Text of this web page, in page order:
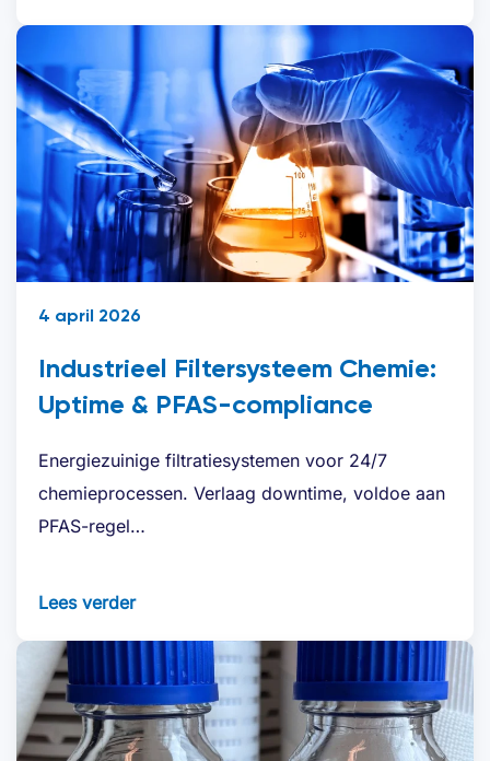
4 april 2026
Industrieel Filtersysteem Chemie:
Uptime & PFAS-compliance
Energiezuinige filtratiesystemen voor 24/7
chemieprocessen. Verlaag downtime, voldoe aan
PFAS-regel…
Lees verder